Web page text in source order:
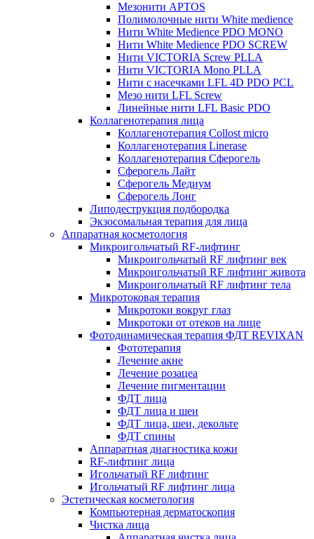
Мезонити APTOS
Полимолочные нити White medience
Нити White Medience PDO MONO
Нити White Medience PDO SCREW
Нити VICTORIA Screw PLLA
Нити VICTORIA Mono PLLA
Нити с насечками LFL 4D PDO PCL
Мезо нити LFL Screw
Линейные нити LFL Basic PDO
Коллагенотерапия лица
Коллагенотерапия Collost micro
Коллагенотерапия Linerase
Коллагенотерапия Сферогель
Сферогель Лайт
Сферогель Медиум
Сферогель Лонг
Липодеструкция подбородка
Экзосомальная терапия для лица
Аппаратная косметология
Микроигольчатый RF-лифтинг
Микроигольчатый RF лифтинг век
Микроигольчатый RF лифтинг живота
Микроигольчатый RF лифтинг тела
Микротоковая терапия
Микротоки вокруг глаз
Микротоки от отеков на лице
Фотодинамическая терапия ФДТ REVIXAN
Фототерапия
Лечение акне
Лечение розацеа
Лечение пигментации
ФДТ лица
ФДТ лица и шеи
ФДТ лица, шеи, декольте
ФДТ спины
Аппаратная диагностика кожи
RF-лифтинг лица
Игольчатый RF лифтинг
Игольчатый RF лифтинг лица
Эстетическая косметология
Компьютерная дерматоскопия
Чистка лица